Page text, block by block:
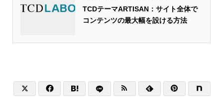
TCDテーマARTISAN：サイト全体で
コンテンツの最大幅を設ける方法
     